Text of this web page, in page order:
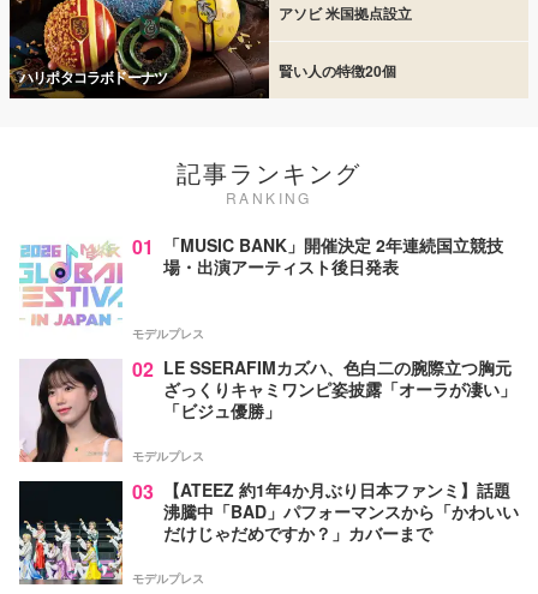
ハリポタコラボドーナツ
アソビ 米国拠点設立
賢い人の特徴20個
記事ランキング
RANKING
01
「MUSIC BANK」開催決定 2年連続国立競技
場・出演アーティスト後日発表
モデルプレス
02 LE SSERAFIMカズハ、色白二の腕際立つ胸元
ざっくりキャミワンピ姿披露「オーラが凄い」
「ビジュ優勝」
モデルプレス
03
【ATEEZ 約1年4か月ぶり日本ファンミ】話題
沸騰中「BAD」パフォーマンスから「かわいい
だけじゃだめですか？」カバーまで
モデルプレス